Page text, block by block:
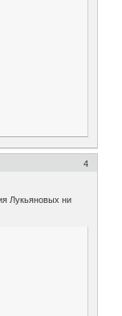
4
Лукьяновых ни